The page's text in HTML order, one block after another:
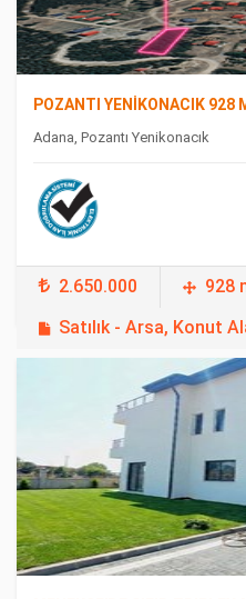
POZANTI YENİKONACIK 928
Adana, Pozantı Yenikonacık
2.650.000 928
Satılık - Arsa, Konut